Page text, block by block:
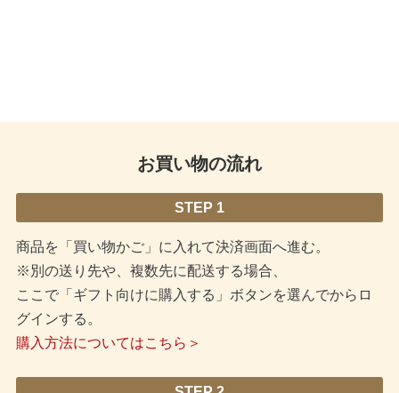
お買い物の流れ
STEP 1
商品を「買い物かご」に入れて決済画面へ進む。
※別の送り先や、複数先に配送する場合、
ここで「ギフト向けに購入する」ボタンを選んでからロ
グインする。
購入方法についてはこちら＞